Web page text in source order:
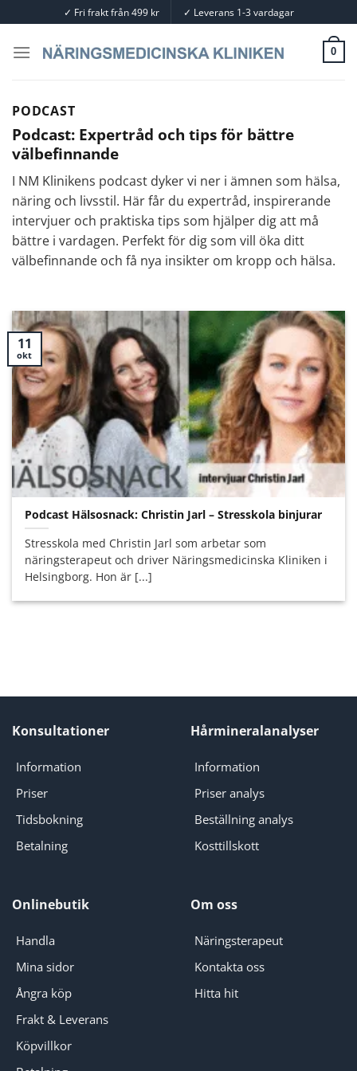
to
content
✓ Fri frakt från 499 kr ✓ Leverans 1-3 vardagar
0
PODCAST
Podcast: Expertråd och tips för bättre
välbefinnande
I NM Klinikens podcast dyker vi ner i ämnen som hälsa,
näring och livsstil. Här får du expertråd, inspirerande
intervjuer och praktiska tips som hjälper dig att må
bättre i vardagen. Perfekt för dig som vill öka ditt
välbefinnande och få nya insikter om kropp och hälsa.
Podcast Hälsosnack: Christin Jarl – Stresskola binjurar
Stresskola med Christin Jarl som arbetar som
näringsterapeut och driver Näringsmedicinska Kliniken i
Helsingborg. Hon är [...]
11
okt
Konsultationer
Information
Priser
Tidsbokning
Betalning
Hårmineralanalyser
Information
Priser analys
Beställning analys
Kosttillskott
Onlinebutik
Handla
Mina sidor
Ångra köp
Frakt & Leverans
Köpvillkor
Om oss
Näringsterapeut
Kontakta oss
Hitta hit